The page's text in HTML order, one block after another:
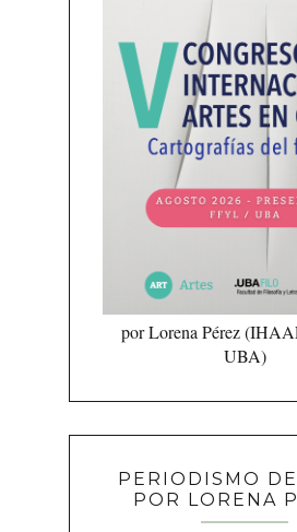
por Lorena Pérez
UBA)
PERIODISMO
POR LORENA